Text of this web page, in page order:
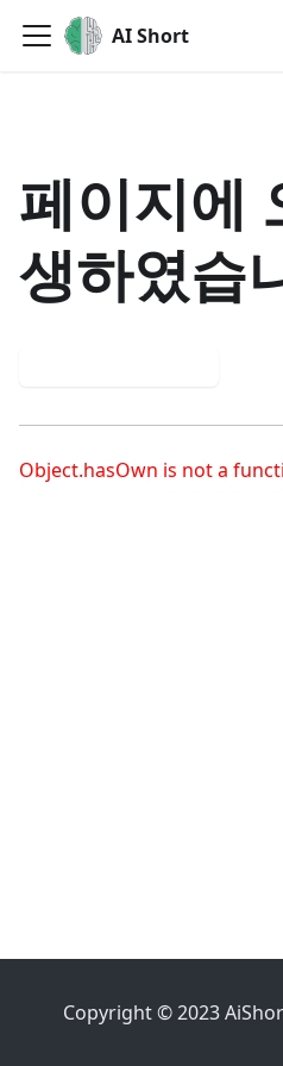
AI Short
페이지에
생하였습
Object.hasOwn is not a
Copyright © 2023